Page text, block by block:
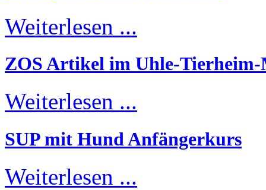
Weiterlesen ...
ZOS Artikel im Uhle-Tierheim-
Weiterlesen ...
SUP mit Hund Anfängerkurs
Weiterlesen ...